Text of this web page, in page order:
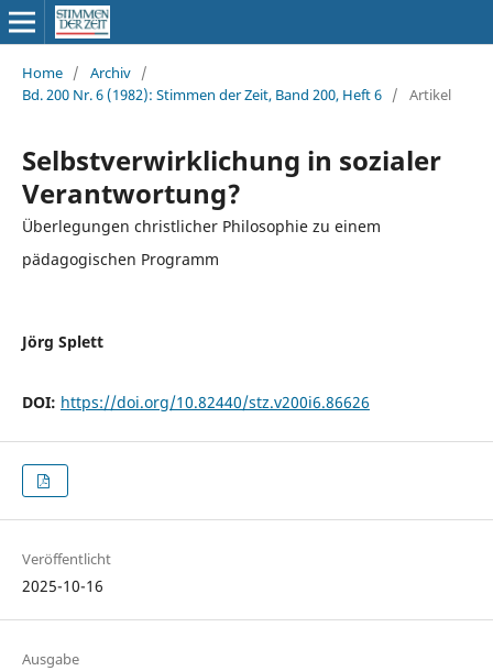
Home / Archiv /
Bd. 200 Nr. 6 (1982): Stimmen der Zeit, Band 200, Heft 6 / Artikel
Selbstverwirklichung in sozialer
Verantwortung?
Überlegungen christlicher Philosophie zu einem
pädagogischen Programm
Jörg Splett
DOI: https://doi.org/10.82440/stz.v200i6.86626
Veröffentlicht
2025-10-16
Ausgabe